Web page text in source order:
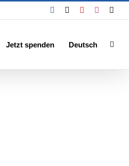
Facebook YouTubeInstagram
Jetzt spenden Deutsch